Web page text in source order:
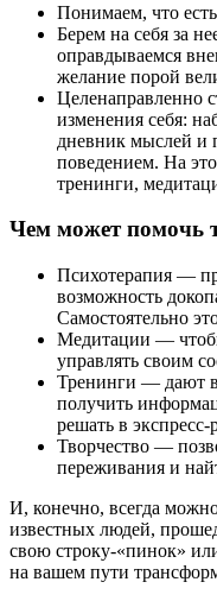
Понимаем, что
Берем на себя за
оправдываемся
желание порой
Целенаправленно
изменения себя:
дневник мыслей и
поведением. На
тренинги,
Чем может помочь
Психотерапия —
возможность
Самостоятельно
Медитации —
управлять своим
Тренинги — дают
получить
решать в
Творчество —
переживания и
И, конечно, всегда
известных людей,
свою строку-«пинок»
на вашем пути